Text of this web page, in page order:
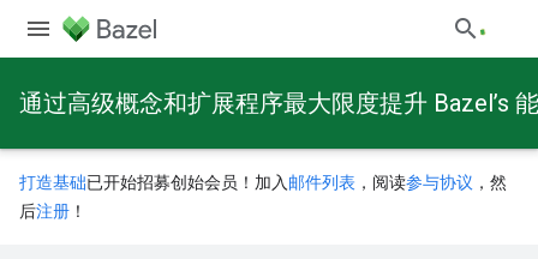
通过高级概念和扩展程序最大限度提升 Bazel’s
打造基础已开始招募创始会员！加入 邮件列表 ，阅读参与协议 ，然
后注册 ！